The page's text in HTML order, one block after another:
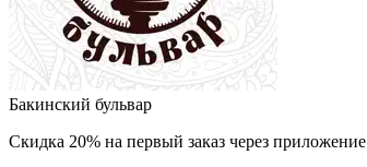
Бакинский бульвар
Скидка 20% на первый заказ через приложение